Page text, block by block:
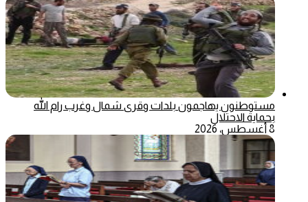
مستوطنون يهاجمون بلدات وقرى شمال وغرب رام الله
بحماية الاحتلال
8 أغسطس، 2026